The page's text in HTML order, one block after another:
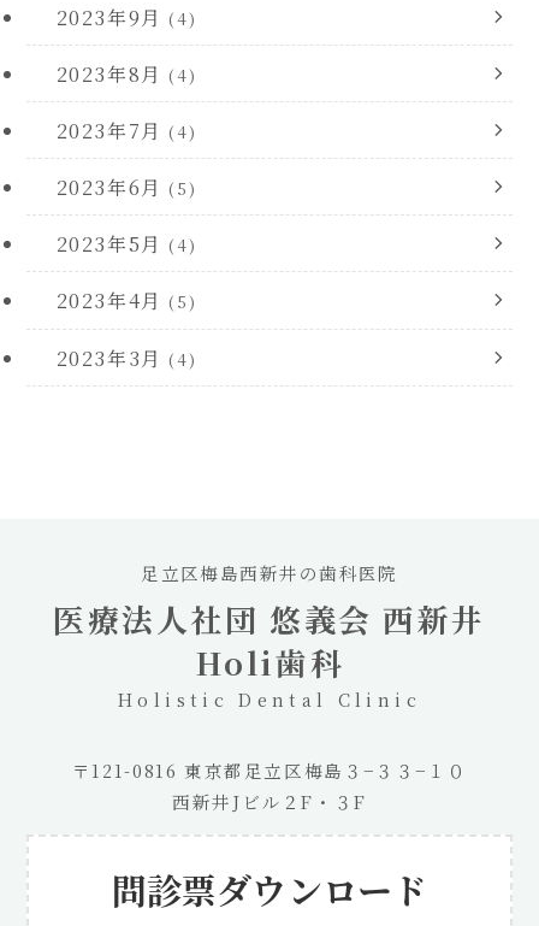
2023年9月 (4)
2023年8月 (4)
2023年7月 (4)
2023年6月 (5)
2023年5月 (4)
2023年4月 (5)
2023年3月 (4)
足立区梅島西新井の歯科医院
医療法人社団 悠義会 西新井
Holi歯科
Holistic Dental Clinic
〒121-0816 東京都足立区梅島３−３３−１０
西新井Jビル２F・３F
問診票ダウンロード